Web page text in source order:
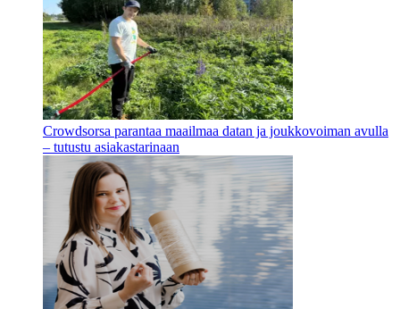
Crowdsorsa parantaa maailmaa datan ja joukkovoiman avulla
– tutustu asiakastarinaan